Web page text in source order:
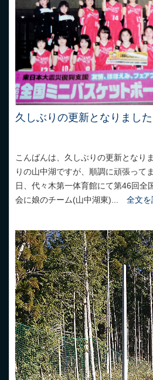
久しぶりの更新となりました
こんばんは、久しぶりの更新となり
りの山中湖ですが、順調に頑張って
日、代々木第一体育館にて第46回全
会に娘のチーム(山中湖東)... 全文を